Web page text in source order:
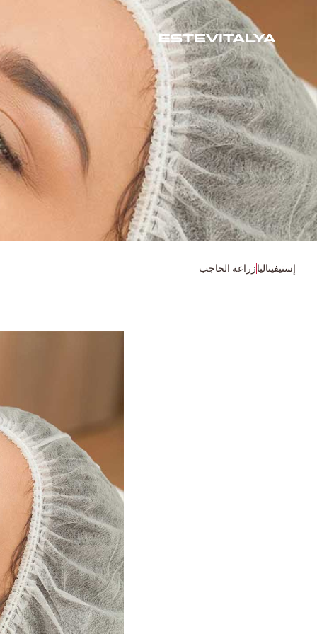
إستيفيتاليازراعة الحاجب